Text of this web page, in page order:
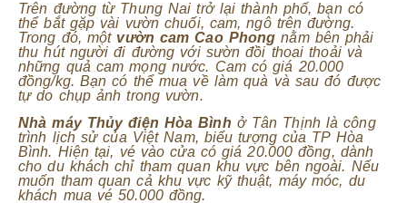
Trên đường từ Thung Nai trở lại thành phố, bạn có
thể bắt gặp vài vườn chuối, cam, ngô trên đường.
Trong đó, một vườn cam Cao Phong nằm bên phải
thu hút người đi đường với sườn đồi thoai thoải và
những quả cam mọng nước. Cam có giá 20.000
đồng/kg. Bạn có thể mua về làm quà và sau đó được
tự do chụp ảnh trong vườn.
Nhà máy Thủy điện Hòa Bình ở Tân Thịnh là công
trình lịch sử của Việt Nam, biểu tượng của TP Hòa
Bình. Hiện tại, vé vào cửa có giá 20.000 đồng, dành
cho du khách chỉ tham quan khu vực bên ngoài. Nếu
muốn tham quan cả khu vực kỹ thuật, máy móc, du
khách mua vé 50.000 đồng.